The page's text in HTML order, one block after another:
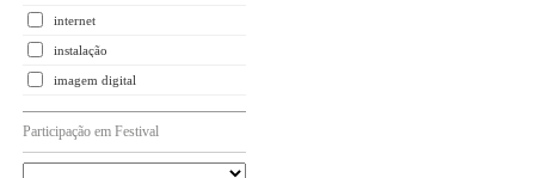
internet
instalação
imagem digital
Participação em Festival